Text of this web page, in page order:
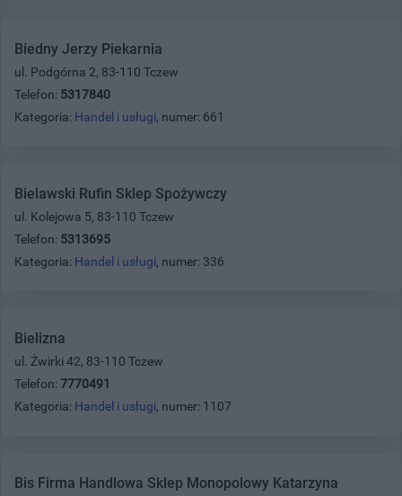
Biedny Jerzy Piekarnia
ul. Podgórna 2, 83-110 Tczew
Telefon: 5317840
Kategoria: Handel i usługi, numer: 661
Bielawski Rufin Sklep Spożywczy
ul. Kolejowa 5, 83-110 Tczew
Telefon: 5313695
Kategoria: Handel i usługi, numer: 336
Bielizna
ul. Żwirki 42, 83-110 Tczew
Telefon: 7770491
Kategoria: Handel i usługi, numer: 1107
Bis Firma Handlowa Sklep Monopolowy Katarzyna